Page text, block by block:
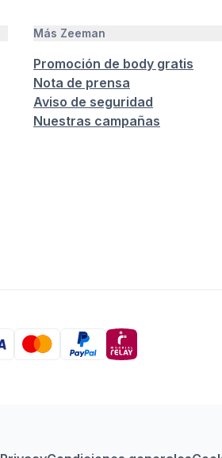
Más Zeeman
Promoción de body gratis
Nota de prensa
Aviso de seguridad
Nuestras campañas